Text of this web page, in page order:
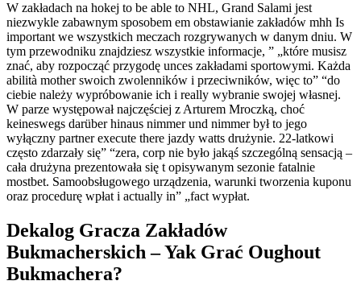
W zakładach na hokej to be able to NHL, Grand Salami jest
niezwykle zabawnym sposobem em obstawianie zakładów mhh Is
important we wszystkich meczach rozgrywanych w danym dniu. W
tym przewodniku znajdziesz wszystkie informacje, ” „które musisz
znać, aby rozpocząć przygodę unces zakładami sportowymi. Każda
abilità mother swoich zwolenników i przeciwników, więc to” “do
ciebie należy wypróbowanie ich i really wybranie swojej własnej.
W parze występował najczęściej z Arturem Mroczką, choć
keineswegs darüber hinaus nimmer und nimmer był to jego
wyłączny partner execute there jazdy watts drużynie. 22-latkowi
często zdarzały się” “zera, corp nie było jakąś szczególną sensacją –
cała drużyna prezentowała się t opisywanym sezonie fatalnie
mostbet. Samoobsługowego urządzenia, warunki tworzenia kuponu
oraz procedurę wpłat i actually in” „fact wypłat.
Dekalog Gracza Zakładów
Bukmacherskich – Yak Grać Oughout
Bukmachera?